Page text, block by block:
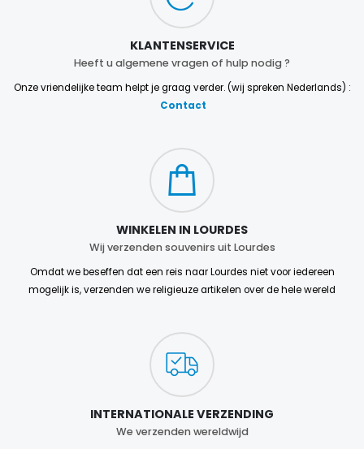
KLANTENSERVICE
Heeft u algemene vragen of hulp nodig ?
Onze vriendelijke team helpt je graag verder. (wij spreken Nederlands) :
Contact
WINKELEN IN LOURDES
Wij verzenden souvenirs uit Lourdes
Omdat we beseffen dat een reis naar Lourdes niet voor iedereen
mogelijk is, verzenden we religieuze artikelen over de hele wereld
INTERNATIONALE VERZENDING
We verzenden wereldwijd